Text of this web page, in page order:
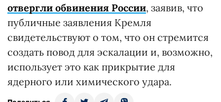
отвергли обвинения России, заявив, что
публичные заявления Кремля
свидетельствуют о том, что он стремится
создать повод для эскалации и, возможно,
использует это как прикрытие для
ядерного или химического удара.